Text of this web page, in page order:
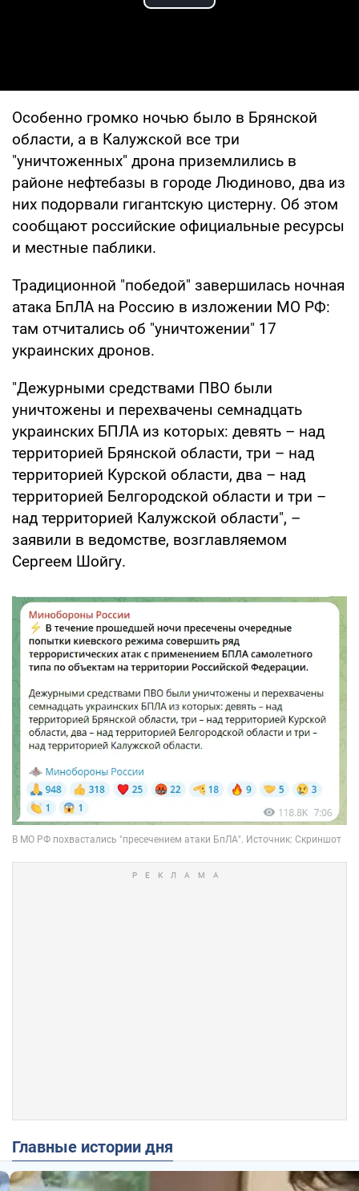
Play Video
Особенно громко ночью было в Брянской
области, а в Калужской все три
"уничтоженных" дрона приземлились в
районе нефтебазы в городе Людиново, два из
них подорвали гигантскую цистерну. Об этом
сообщают российские официальные ресурсы
и местные паблики.
Традиционной "победой" завершилась ночная
атака БпЛА на Россию в изложении МО РФ:
там отчитались об "уничтожении" 17
украинских дронов.
"Дежурными средствами ПВО были
уничтожены и перехвачены семнадцать
украинских БПЛА из которых: девять – над
территорией Брянской области, три – над
территорией Курской области, два – над
территорией Белгородской области и три –
над территорией Калужской области", –
заявили в ведомстве, возглавляемом
Сергеем Шойгу.
Главные истории дня